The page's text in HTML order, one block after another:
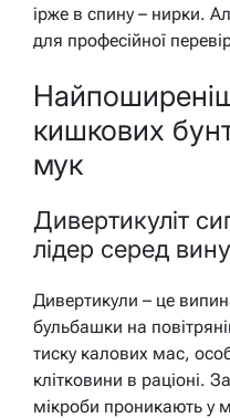
ірже в спину – нирки.
для професійної
кишкових
мук
Дивертикуліт
лідер серед
Дивертикули – це
бульбашки на
тиску калових мас,
клітковини в раціоні.
мікроби проникають у